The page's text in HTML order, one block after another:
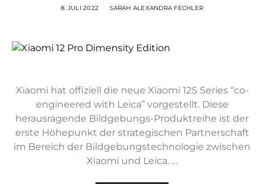
8. JULI 2022 SARAH ALEXANDRA FECHLER
Xiaomi hat offiziell die neue Xiaomi 12S Series “co-
engineered with Leica” vorgestellt. Diese
herausragende Bildgebungs-Produktreihe ist der
erste Höhepunkt der strategischen Partnerschaft
im Bereich der Bildgebungstechnologie zwischen
Xiaomi und Leica. …